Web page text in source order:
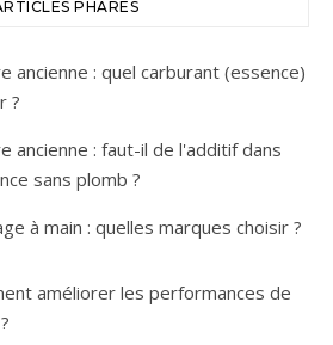
PHARES
ancienne : quel carburant (essence)
?
ancienne : faut-il de l'additif dans
sans plomb ?
à main : quelles marques choisir ?
améliorer les performances de